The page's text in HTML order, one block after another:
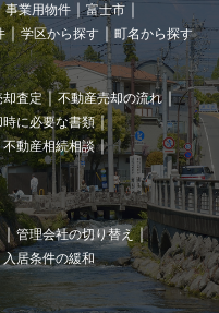
事業用物件
富士市
学区から探す 町名から探す
却査定
不動産売却の流れ
時に必要な書類
不動産相続相談
管理会社の切り替え
入居条件の緩和